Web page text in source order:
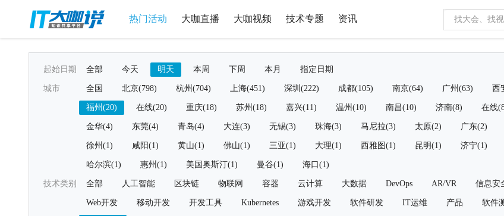
热门活动 大咖直播 大咖视频 技术专题 资讯
起始日期 全部 今天 明天 本周 下周 本月 指定日期
城市 全国 北京(798) 杭州(704) 上海(451) 深圳(222) 成都(105) 南京(64) 广州(63) 西
福州(20) 在线(20) 重庆(18) 苏州(18) 嘉兴(11) 温州(10) 南昌(10) 济南(8) 在线
金华(4) 东莞(4) 青岛(4) 大连(3) 无锡(3) 珠海(3) 马尼拉(3) 太原(2) 广东(2)
徐州(1) 咸阳(1) 黄山(1) 佛山(1) 三亚(1) 大理(1) 西雅图(1) 昆明(1) 济宁(1)
哈尔滨(1) 惠州(1) 美国奥斯汀(1) 曼谷(1) 海口(1)
技术类别 全部 人工智能 区块链 物联网 容器 云计算 大数据 DevOps AR/VR 信息安
Web开发 移动开发 开发工具 Kubernetes 游戏开发 软件研发 IT运维 产品 软件